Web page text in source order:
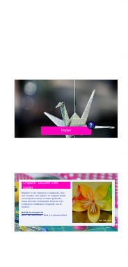
Papier
Origami - bouwen met
papier
Origami is de Japanse vouwkunst, dus
het vouwen van papier. In origami wordt
een beperkt aantal vouwen gebruikt,
maar door de combinatie hiervan zijn
complexe ontwerpen mogelijk om te
maken.
Bekijk het fragment
Bron: Het Klokhuis - NTR, 13 januari 2014
Beeld: Publiek Domein